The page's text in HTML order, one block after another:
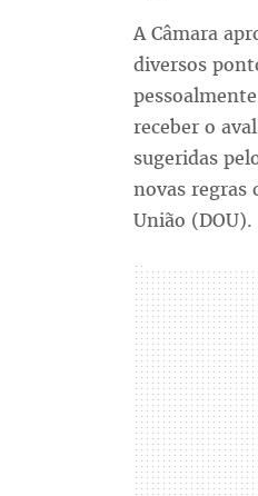
A Câmara
diversos
receber o
sugeridas
novas regras
União (DOU).